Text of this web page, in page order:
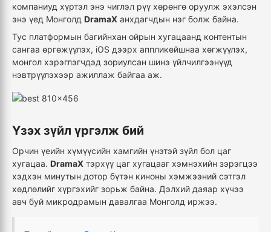
компаниуд хүртэл энэ чиглэл рүү хөрөнгө оруулж эхэлсэн
энэ үед Монголд DramaX анхдагчдын нэг болж байна.
Тус платформын багийнхан ойрын хугацаанд контентын
сангаа өргөжүүлэх, iOS дээрх аппликейшнаа хөгжүүлэх,
монгол хэрэглэгчдэд зориулсан шинэ үйлчилгээнүүд
нэвтрүүлэхээр ажиллаж байгаа аж.
Үзэх зүйл үргэлж бий
Орчин үеийн хүмүүсийн хамгийн үнэтэй зүйл бол цаг
хугацаа. DramaX тэрхүү цаг хугацааг хэмнэхийн зэрэгцээ
хэдхэн минутын дотор бүтэн киноны хэмжээний сэтгэл
хөдлөлийг хүргэхийг зорьж байна. Дэлхий даяар хүчээ
авч буй микродрамын давалгаа Монголд иржээ.